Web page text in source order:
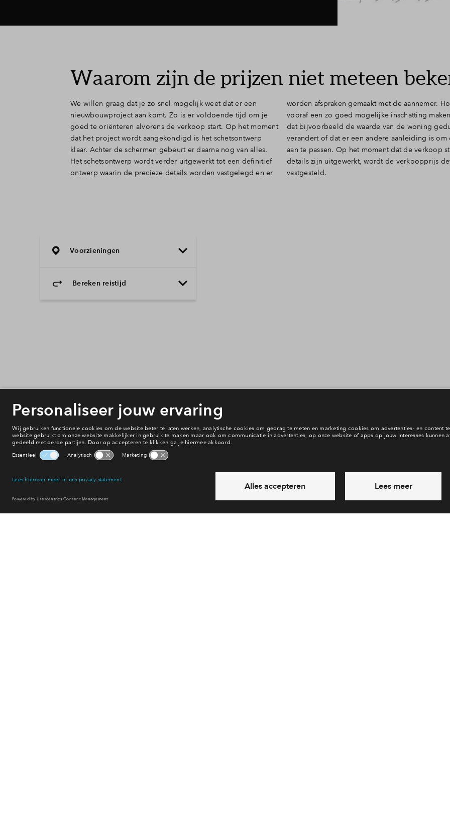
Waarom zijn de prijzen niet meteen
We willen graag dat je zo snel mogelijk weet dat er een
nieuwbouwproject aan komt. Zo is er voldoende tijd om je
goed te oriënteren alvorens de verkoop start. Op het moment
dat het project wordt aangekondigd is het schetsontwerp
klaar. Achter de schermen gebeurt er daarna nog van alles.
Het schetsontwerp wordt verder uitgewerkt tot een definitief
ontwerp waarin de precieze details worden vastgelegd en er
worden afspraken gemaakt met de aannemer. Hoewel we
vooraf een zo goed mogelijke inschatting maken, kan het zijn
dat bijvoorbeeld de waarde van de woning gedurende de tijd
verandert of dat er een andere aanleiding is om de prijzen
aan te passen. Op het moment dat de verkoop start en alle
details zijn uitgewerkt, wordt de verkoopprijs definitief
vastgesteld.
Voorzieningen
Selecteer vervoermiddel
Onderwijs Voorzieningen Bereikbaarheid
Reset filter
Bereken reistijd